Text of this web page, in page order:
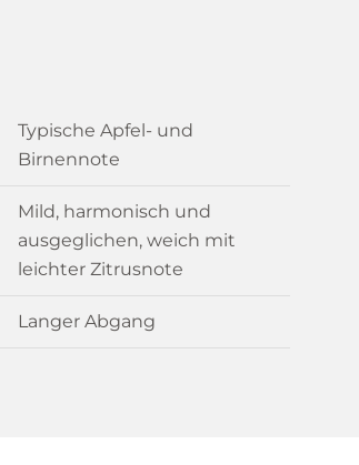
Typische Apfel- und
Birnennote
Mild, harmonisch und
ausgeglichen, weich mit
leichter Zitrusnote
Langer Abgang